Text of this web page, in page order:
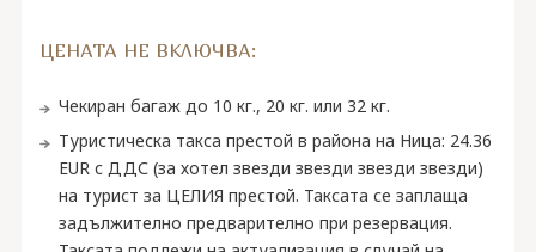
ЦЕНАТА НЕ ВКЛЮЧВА:
Чекиран багаж до 10 кг., 20 кг. или 32 кг.
Туристическа такса престой в района на Ница: 24.36
EUR с ДДС (за хотел звезди звезди звезди звезди)
на турист за ЦЕЛИЯ престой. Таксата се заплаща
задължително предварително при резервация.